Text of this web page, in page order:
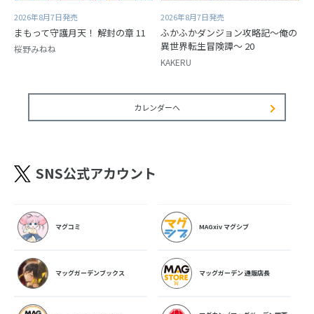
2026年8月7日発売
まもって守護月天！ 解封の章 11
桜野みねね
2026年8月7日発売
ふかふかダンジョン攻略記～俺の
異世界転生冒険譚～ 20
KAKERU
カレンダーへ
SNS公式アカウント
マグコミ MAGxiv マグシブ
マッグガーデンブックス マッグガーデン 通販店長